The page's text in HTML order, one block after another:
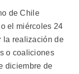
de Chile
el miércoles 24
la realización de
o coaliciones
diciembre de